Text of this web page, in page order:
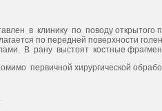
в клинику по поводу
по передней поверхности
В рану выстоят костные
первичной хирургической